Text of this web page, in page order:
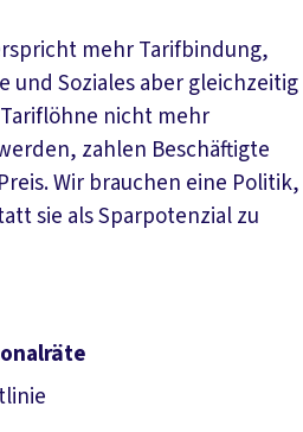
mehr Tarifbindung,
und Soziales aber gleichzeitig
nicht mehr
zahlen Beschäftigte
Wir brauchen eine Politik,
sie als Sparpotenzial zu